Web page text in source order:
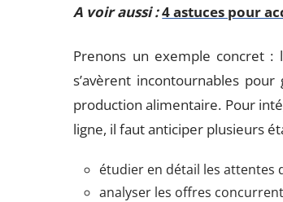
A voir aussi :4 astuces pour
Prenons un exemple concret :
s’avèrent incontournables
production alimentaire. Pour
ligne, il faut anticiper plusieurs
étudier en détail les attentes
analyser les offres